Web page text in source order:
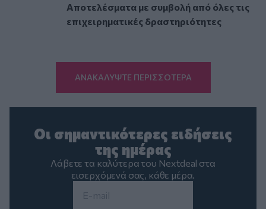
Αποτελέσματα με συμβολή από όλες τις
επιχειρηματικές δραστηριότητες
ΑΝΑΚΑΛΥΨΤΕ ΠΕΡΙΣΣΟΤΕΡΑ
Οι σημαντικότερες ειδήσεις
της ημέρας
Λάβετε τα καλύτερα του Nextdeal στα
εισερχόμενά σας, κάθε μέρα.